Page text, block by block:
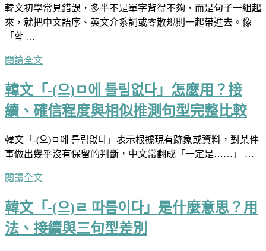
韓文初學常見錯誤，多半不是單字背得不夠，而是句子一組起
來，就把中文語序、英文介系詞或零散規則一起帶進去。像
「학 …
閱讀全文
韓文「-(으)ㅁ에 틀림없다」怎麼用？接
續、確信程度與相似推測句型完整比較
韓文「-(으)ㅁ에 틀림없다」表示根據現有跡象或資料，對某件
事做出幾乎沒有保留的判斷，中文常翻成「一定是……」 …
閱讀全文
韓文「-(으)ㄹ 따름이다」是什麼意思？用
法、接續與三句型差別